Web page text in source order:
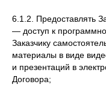
6.1.2. Предоставлять
— доступ к
Заказчику
материалы в виде
и презентаций в
Договора;